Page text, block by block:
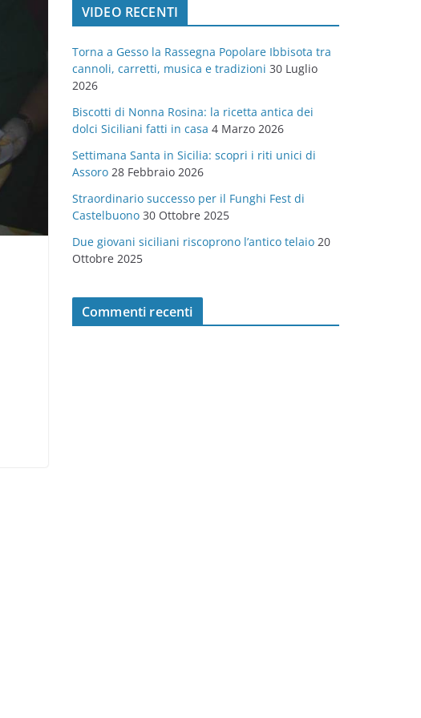
o
r
e
VIDEO RECENTI
Torna a Gesso la Rassegna Popolare Ibbisota tra
cannoli, carretti, musica e tradizioni 30 Luglio
2026
Biscotti di Nonna Rosina: la ricetta antica dei
dolci Siciliani fatti in casa 4 Marzo 2026
Settimana Santa in Sicilia: scopri i riti unici di
Assoro 28 Febbraio 2026
Straordinario successo per il Funghi Fest di
Castelbuono 30 Ottobre 2025
Due giovani siciliani riscoprono l’antico telaio 20
Ottobre 2025
Commenti recenti